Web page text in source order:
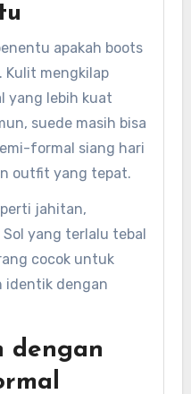
apakah boots
mengkilap
yang lebih kuat
suede masih bisa
formal siang hari
outfit yang tepat.
jahitan,
yang terlalu tebal
cocok untuk
identik dengan
dengan